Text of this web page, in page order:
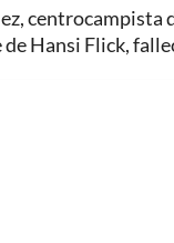
centrocampista
de Hansi Flick,